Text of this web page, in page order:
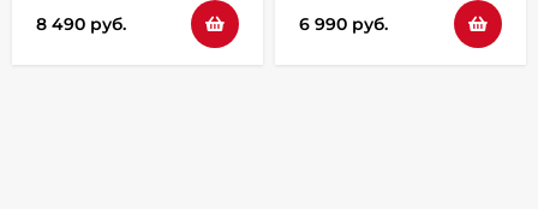
8 490 руб. 6 990 руб.